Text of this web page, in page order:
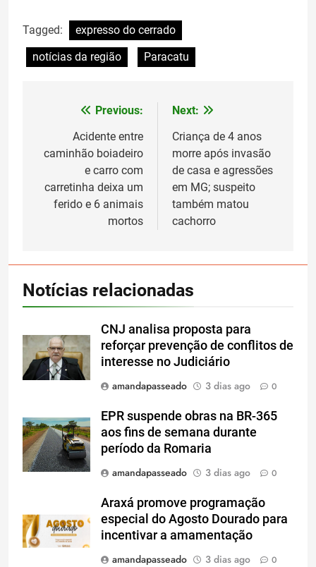
Tagged:
expresso do cerrado
notícias da região
Paracatu
Navegação
Previous:
Acidente entre
caminhão boiadeiro
e carro com
carretinha deixa um
ferido e 6 animais
mortos
Next:
Criança de 4 anos
morre após invasão
de casa e agressões
em MG; suspeito
também matou
cachorro
Notícias relacionadas
CNJ analisa proposta para
reforçar prevenção de conflitos de
interesse no Judiciário
amandapasseado
3 dias ago 0
EPR suspende obras na BR-365
aos fins de semana durante
período da Romaria
amandapasseado
3 dias ago 0
Araxá promove programação
especial do Agosto Dourado para
incentivar a amamentação
amandapasseado
3 dias ago 0